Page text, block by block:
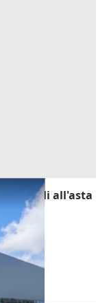
all'asta